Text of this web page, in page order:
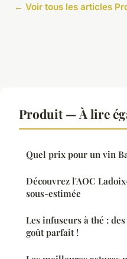
← Voir tous les articles
Produit — À lire
Quel prix pour un vin
Découvrez l'AOC
sous-estimée
Les infuseurs à thé :
goût parfait !